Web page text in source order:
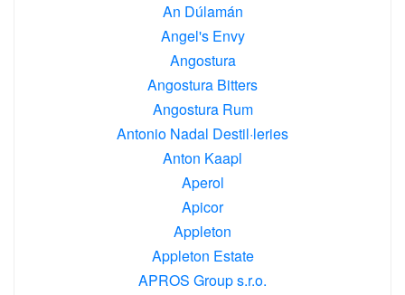
An Dúlamán
Angel's Envy
Angostura
Angostura Bitters
Angostura Rum
Antonio Nadal Destil·leries
Anton Kaapl
Aperol
Apicor
Appleton
Appleton Estate
APROS Group s.r.o.